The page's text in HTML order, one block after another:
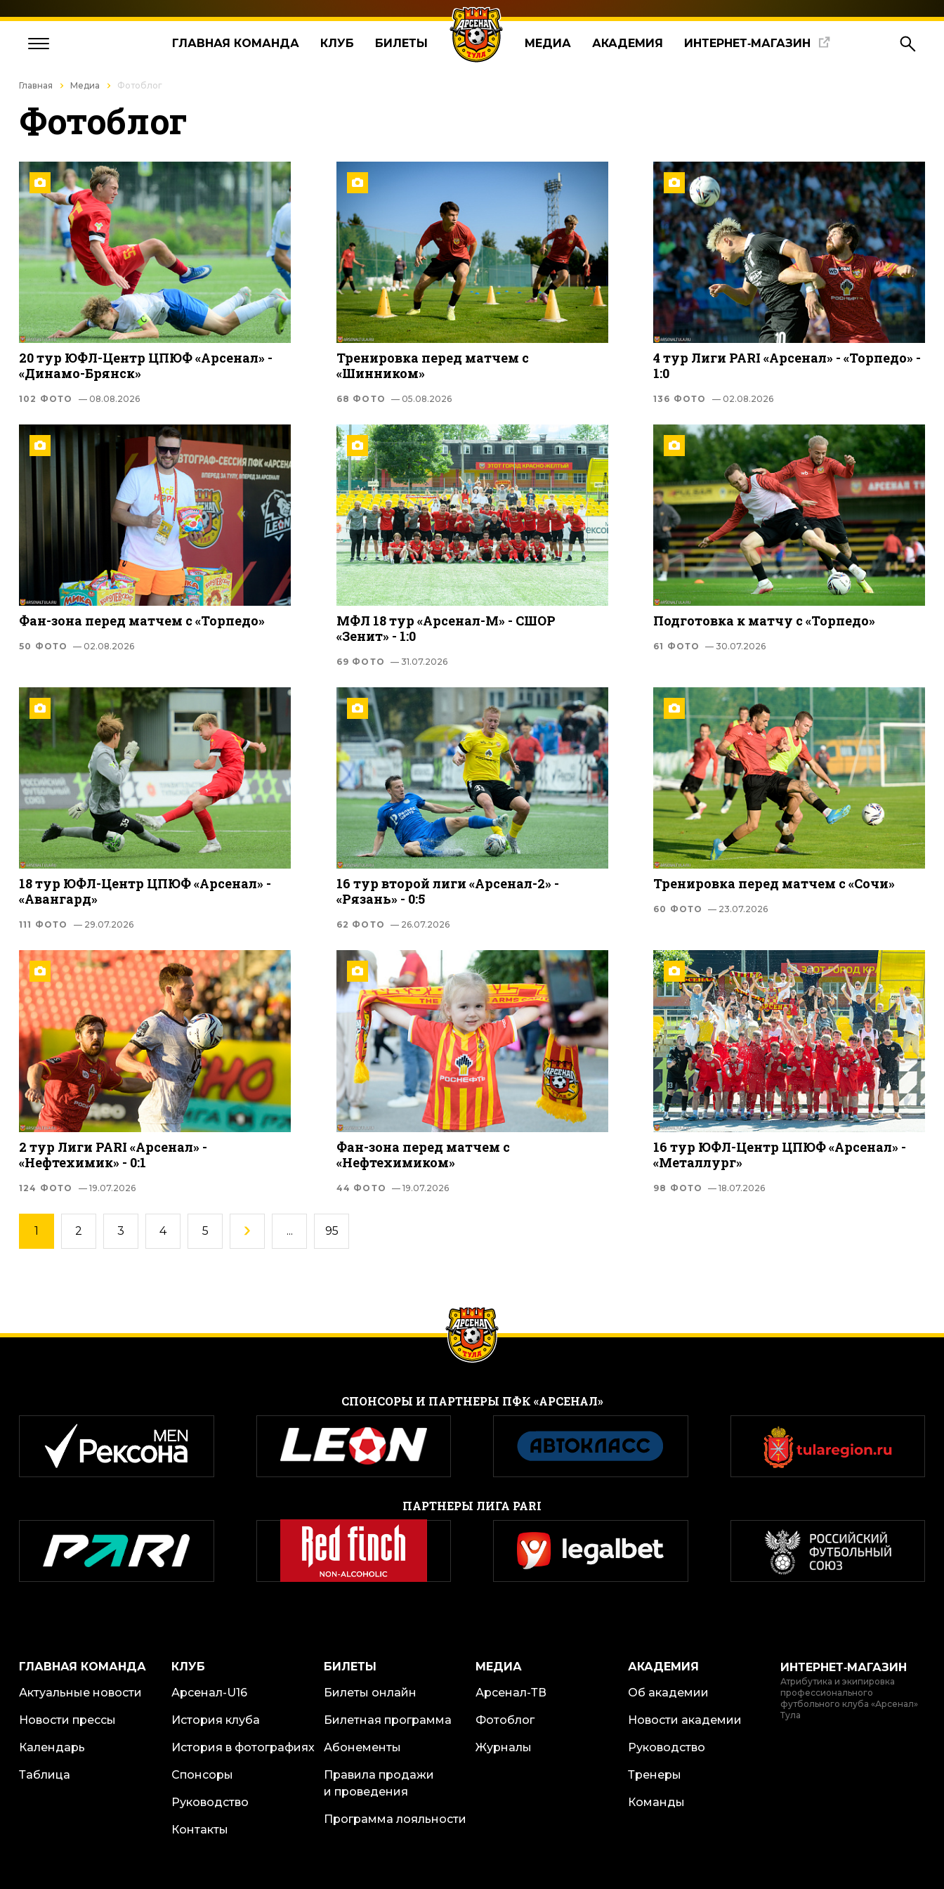
ГЛАВНАЯ КОМАНДА КЛУБ БИЛЕТЫ МЕДИА АКАДЕМИЯ ИНТЕРНЕТ‑МАГАЗИН
Главная Медиа Фотоблог
Фотоблог
20 тур ЮФЛ-Центр ЦПЮФ «Арсенал» -
«Динамо-Брянск»
102 ФОТО — 08.08.2026
Тренировка перед матчем с
«Шинником»
68 ФОТО — 05.08.2026
4 тур Лиги PARI «Арсенал» - «Торпедо» -
1:0
136 ФОТО — 02.08.2026
Фан-зона перед матчем с «Торпедо»
50 ФОТО — 02.08.2026
МФЛ 18 тур «Арсенал-М» - СШОР
«Зенит» - 1:0
69 ФОТО — 31.07.2026
Подготовка к матчу с «Торпедо»
61 ФОТО — 30.07.2026
18 тур ЮФЛ-Центр ЦПЮФ «Арсенал» -
«Авангард»
111 ФОТО — 29.07.2026
16 тур второй лиги «Арсенал-2» -
«Рязань» - 0:5
62 ФОТО — 26.07.2026
Тренировка перед матчем с «Сочи»
60 ФОТО — 23.07.2026
2 тур Лиги PARI «Арсенал» -
«Нефтехимик» - 0:1
124 ФОТО — 19.07.2026
Фан-зона перед матчем с
«Нефтехимиком»
44 ФОТО — 19.07.2026
16 тур ЮФЛ-Центр ЦПЮФ «Арсенал» -
«Металлург»
98 ФОТО — 18.07.2026
1 2 3 4 5 ... 95
CПОНСОРЫ И ПАРТНЕРЫ ПФК «АРСЕНАЛ»
ПАРТНЕРЫ ЛИГА PARI
ГЛАВНАЯ КОМАНДА
Актуальные новости
Новости прессы
Календарь
Таблица
КЛУБ
Арсенал-U16
История клуба
История в фотографиях
Спонсоры
Руководство
Контакты
БИЛЕТЫ
Билеты онлайн
Билетная программа
Абонементы
Правила продажи
и проведения
Программа лояльности
МЕДИА
Арсенал-ТВ
Фотоблог
Журналы
АКАДЕМИЯ
Об академии
Новости академии
Руководство
Тренеры
Команды
ИНТЕРНЕТ‑МАГАЗИН
Атрибутика и экипировка
профессионального
футбольного клуба «Арсенал»
Тула